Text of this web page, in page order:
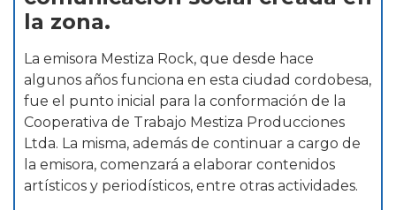
la zona.
La emisora Mestiza Rock, que desde hace
algunos años funciona en esta ciudad cordobesa,
fue el punto inicial para la conformación de la
Cooperativa de Trabajo Mestiza Producciones
Ltda. La misma, además de continuar a cargo de
la emisora, comenzará a elaborar contenidos
artísticos y periodísticos, entre otras actividades.